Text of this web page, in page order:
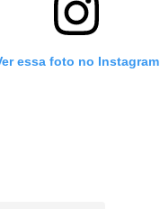
essa foto no Instagram